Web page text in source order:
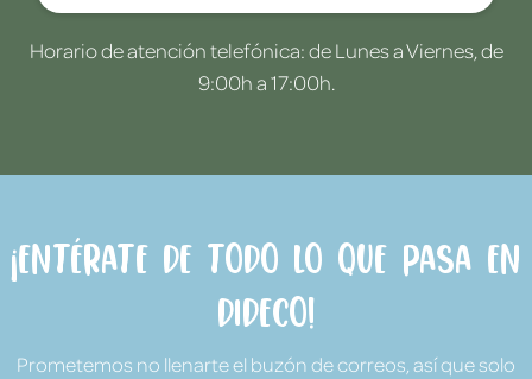
Horario de atención telefónica: de Lunes a Viernes, de
9:00h a 17:00h.
¡Entérate de todo lo que pasa en
Dideco!
Prometemos no llenarte el buzón de correos, así que solo